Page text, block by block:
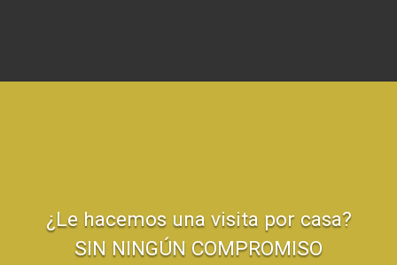
¿Le hacemos una visita por casa?
SIN NINGÚN COMPROMISO